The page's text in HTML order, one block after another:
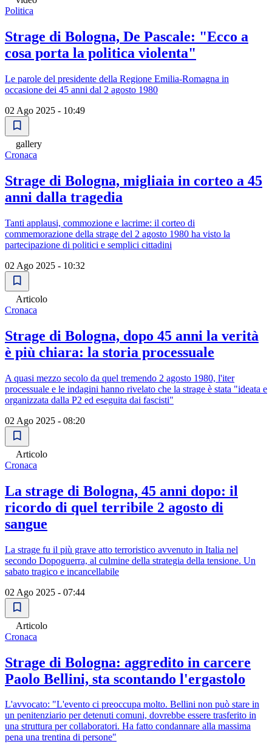
Politica
Strage di Bologna, De Pascale: "Ecco a
cosa porta la politica violenta"
Le parole del presidente della Regione Emilia-Romagna in
occasione dei 45 anni dal 2 agosto 1980
02 Ago 2025 - 10:49
gallery
Cronaca
Strage di Bologna, migliaia in corteo a 45
anni dalla tragedia
Tanti applausi, commozione e lacrime: il corteo di
commemorazione della strage del 2 agosto 1980 ha visto la
partecipazione di politici e semplici cittadini
02 Ago 2025 - 10:32
Articolo
Cronaca
Strage di Bologna, dopo 45 anni la verità
è più chiara: la storia processuale
A quasi mezzo secolo da quel tremendo 2 agosto 1980, l'iter
processuale e le indagini hanno rivelato che la strage è stata "ideata e
organizzata dalla P2 ed eseguita dai fascisti"
02 Ago 2025 - 08:20
Articolo
Cronaca
La strage di Bologna, 45 anni dopo: il
ricordo di quel terribile 2 agosto di
sangue
La strage fu il più grave atto terroristico avvenuto in Italia nel
secondo Dopoguerra, al culmine della strategia della tensione. Un
sabato tragico e incancellabile
02 Ago 2025 - 07:44
Articolo
Cronaca
Strage di Bologna: aggredito in carcere
Paolo Bellini, sta scontando l'ergastolo
L'avvocato: "L'evento ci preoccupa molto. Bellini non può stare in
un penitenziario per detenuti comuni, dovrebbe essere trasferito in
una struttura per collaboratori. Ha fatto condannare alla massima
pena una trentina di persone"